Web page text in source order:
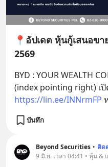
📍อัปเดต หุ้นกู้เสนอข
2569
BYD : YOUR WEALTH
https://lin.ee/INNrmFP
บันทึก
Beyond Securities • ติด
9 มิ.ย. เวลา 04:41 • หุ้น &